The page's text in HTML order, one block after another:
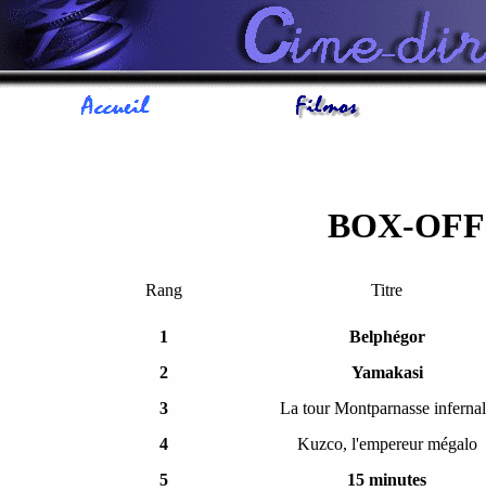
BOX-
Rang Titre
1
Belphégor
2
Yamakasi
3
La tour Montparnasse
4
Kuzco, l'empereur mégalo
5
15 minutes